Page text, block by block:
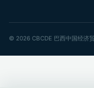
© 2026 CBCDE 巴西中国经济